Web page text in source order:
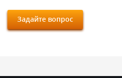
Задайте вопрос